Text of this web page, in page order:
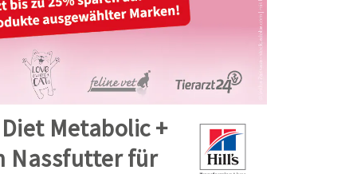
Metabolic +
Nassfutter für